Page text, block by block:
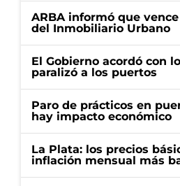
ARBA informó que
del Inmobiliario Urbano
El Gobierno acordó con
paralizó a los puertos
Paro de prácticos en
hay impacto económico
La Plata: los precios
inflación mensual más